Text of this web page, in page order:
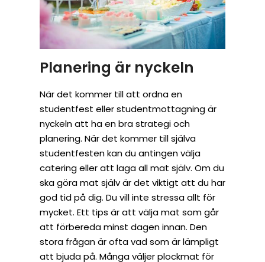
Planering är nyckeln
När det kommer till att ordna en
studentfest eller studentmottagning är
nyckeln att ha en bra strategi och
planering. När det kommer till själva
studentfesten kan du antingen välja
catering eller att laga all mat själv. Om du
ska göra mat själv är det viktigt att du har
god tid på dig. Du vill inte stressa allt för
mycket. Ett tips är att välja mat som går
att förbereda minst dagen innan. Den
stora frågan är ofta vad som är lämpligt
att bjuda på. Många väljer plockmat för